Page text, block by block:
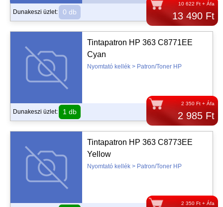
10 622 Ft + Áfa
13 490 Ft
Dunakeszi üzlet: 0 db
2 350 Ft + Áfa
2 985 Ft
Tintapatron HP 363 C8771EE
Cyan
Nyomtató kellék > Patron/Toner HP
Dunakeszi üzlet: 1 db
2 350 Ft + Áfa
Tintapatron HP 363 C8773EE
Yellow
Nyomtató kellék > Patron/Toner HP